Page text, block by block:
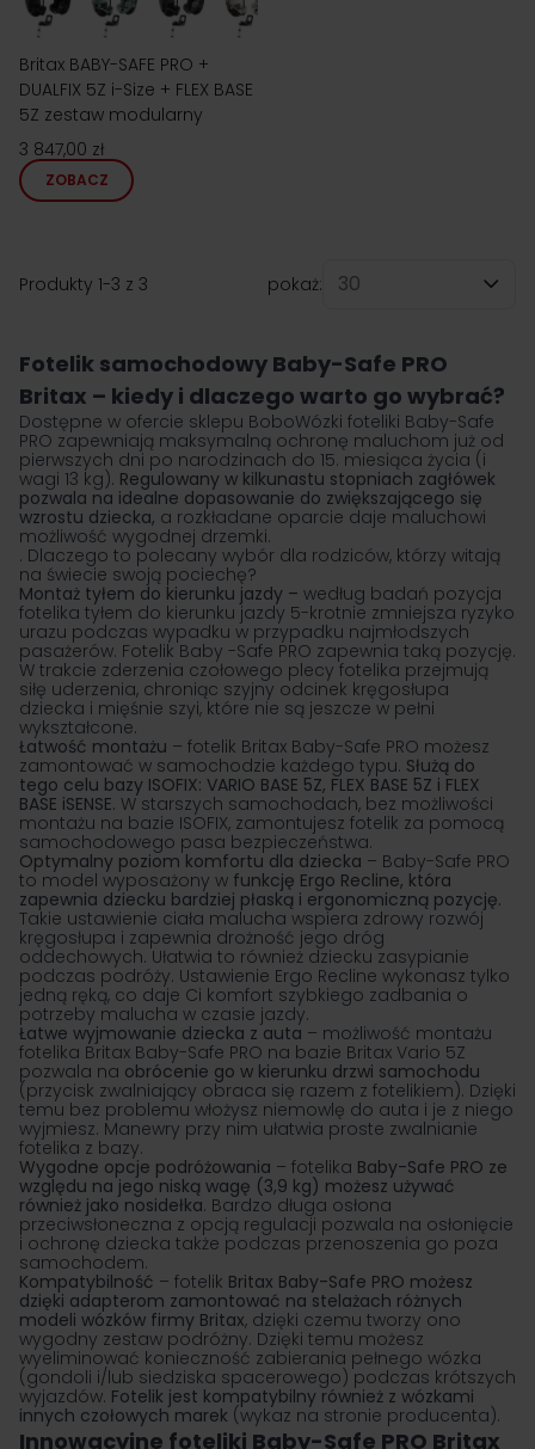
Britax BABY-SAFE PRO +
DUALFIX 5Z i-Size + FLEX BASE
5Z zestaw modularny
3 847,00 zł
ZOBACZ
Produkty 1-3 z 3
pokaż:
Fotelik samochodowy Baby-Safe PRO
Britax – kiedy i dlaczego warto go wybrać?
Dostępne w ofercie sklepu BoboWózki foteliki Baby-Safe
PRO zapewniają maksymalną ochronę maluchom już od
pierwszych dni po narodzinach do 15. miesiąca życia (i
wagi 13 kg). Regulowany w kilkunastu stopniach zagłówek
pozwala na idealne dopasowanie do zwiększającego się
wzrostu dziecka, a rozkładane oparcie daje maluchowi
możliwość wygodnej drzemki.
. Dlaczego to polecany wybór dla rodziców, którzy witają
na świecie swoją pociechę?
Montaż tyłem do kierunku jazdy – według badań pozycja
fotelika tyłem do kierunku jazdy 5-krotnie zmniejsza ryzyko
urazu podczas wypadku w przypadku najmłodszych
pasażerów. Fotelik Baby -Safe PRO zapewnia taką pozycję.
W trakcie zderzenia czołowego plecy fotelika przejmują
siłę uderzenia, chroniąc szyjny odcinek kręgosłupa
dziecka i mięśnie szyi, które nie są jeszcze w pełni
wykształcone.
Łatwość montażu – fotelik Britax Baby-Safe PRO możesz
zamontować w samochodzie każdego typu. Służą do
tego celu bazy ISOFIX: VARIO BASE 5Z, FLEX BASE 5Z i FLEX
BASE iSENSE. W starszych samochodach, bez możliwości
montażu na bazie ISOFIX, zamontujesz fotelik za pomocą
samochodowego pasa bezpieczeństwa.
Optymalny poziom komfortu dla dziecka – Baby-Safe PRO
to model wyposażony w funkcję Ergo Recline, która
zapewnia dziecku bardziej płaską i ergonomiczną pozycję.
Takie ustawienie ciała malucha wspiera zdrowy rozwój
kręgosłupa i zapewnia drożność jego dróg
oddechowych. Ułatwia to również dziecku zasypianie
podczas podróży. Ustawienie Ergo Recline wykonasz tylko
jedną ręką, co daje Ci komfort szybkiego zadbania o
potrzeby malucha w czasie jazdy.
Łatwe wyjmowanie dziecka z auta – możliwość montażu
fotelika Britax Baby-Safe PRO na bazie Britax Vario 5Z
pozwala na obrócenie go w kierunku drzwi samochodu
(przycisk zwalniający obraca się razem z fotelikiem). Dzięki
temu bez problemu włożysz niemowlę do auta i je z niego
wyjmiesz. Manewry przy nim ułatwia proste zwalnianie
fotelika z bazy.
Wygodne opcje podróżowania – fotelika Baby-Safe PRO ze
względu na jego niską wagę (3,9 kg) możesz używać
również jako nosidełka. Bardzo długa osłona
przeciwsłoneczna z opcją regulacji pozwala na osłonięcie
i ochronę dziecka także podczas przenoszenia go poza
samochodem.
Kompatybilność – fotelik Britax Baby-Safe PRO możesz
dzięki adapterom zamontować na stelażach różnych
modeli wózków firmy Britax, dzięki czemu tworzy ono
wygodny zestaw podróżny. Dzięki temu możesz
wyeliminować konieczność zabierania pełnego wózka
(gondoli i/lub siedziska spacerowego) podczas krótszych
wyjazdów. Fotelik jest kompatybilny również z wózkami
innych czołowych marek (wykaz na stronie producenta).
Innowacyjne foteliki Baby-Safe PRO Britax